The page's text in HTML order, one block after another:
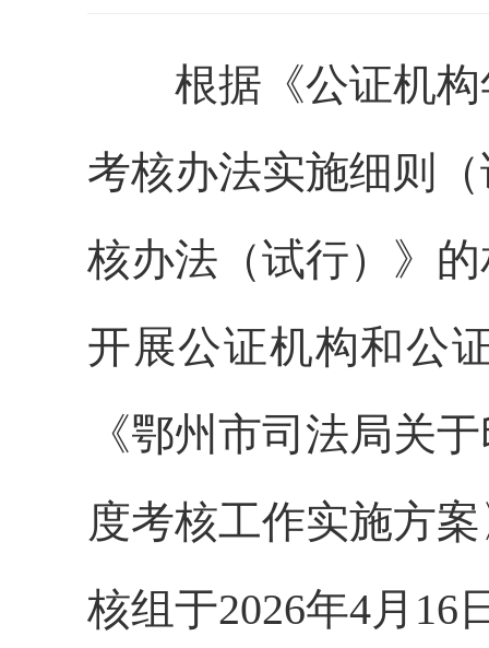
根据《公证机构
考核办法实施细则
核办法（试行）》
开展公证机构和公
《鄂州市司法局关
度考核工作实施方
核组于2026年4月16